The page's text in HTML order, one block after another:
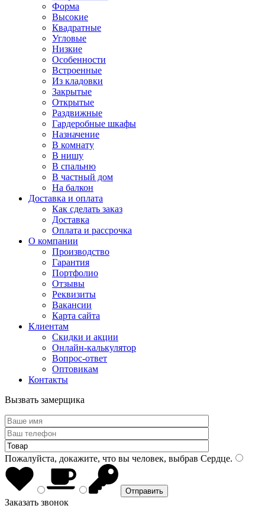
Форма
Высокие
Квадратные
Угловые
Низкие
Особенности
Встроенные
Из кладовки
Закрытые
Открытые
Раздвижные
Гардеробные шкафы
Назначение
В комнату
В нишу
В спальню
В частный дом
На балкон
Доставка и оплата
Как сделать заказ
Доставка
Оплата и рассрочка
О компании
Производство
Гарантия
Портфолио
Отзывы
Реквизиты
Вакансии
Карта сайта
Клиентам
Скидки и акции
Онлайн-калькулятор
Вопрос-ответ
Оптовикам
Контакты
Вызвать замерщика
Пожалуйста, докажите, что вы человек, выбрав Сердце.
Заказать звонок